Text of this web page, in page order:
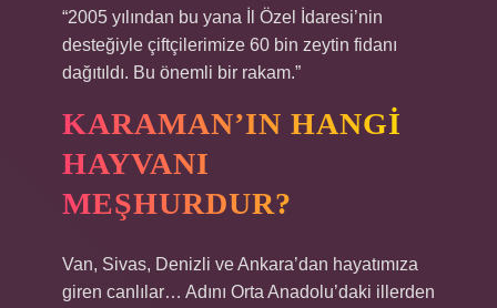
“2005 yılından bu yana İl Özel İdaresi’nin
desteğiyle çiftçilerimize 60 bin zeytin fidanı
dağıtıldı. Bu önemli bir rakam.”
KARAMAN’IN HANGI
HAYVANI
MEŞHURDUR?
Van, Sivas, Denizli ve Ankara’dan hayatımıza
giren canlılar… Adını Orta Anadolu’daki illerden